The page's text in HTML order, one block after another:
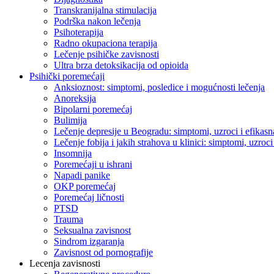
Transkranijalna stimulacija
Podrška nakon lečenja
Psihoterapija
Radno okupaciona terapija
Lečenje psihičke zavisnosti
Ultra brza detoksikacija od opioida
Psihički poremećaji
Anksioznost: simptomi, posledice i mogućnosti lečenja
Anoreksija
Bipolarni poremećaj
Bulimija
Lečenje depresije u Beogradu: simptomi, uzroci i
Lečenje fobija i jakih strahova u klinici: simptomi, uzroci
Insomnija
Poremećaji u ishrani
Napadi panike
OKP poremećaj
Poremećaj ličnosti
PTSD
Trauma
Seksualna zavisnost
Sindrom izgaranja
Zavisnost od pornografije
Lecenja zavisnosti